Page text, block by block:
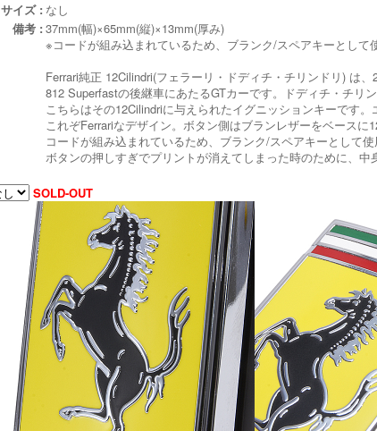
サイズ : なし
備考 : 37mm(幅)×65mm(縦)×13mm(厚み)
※コードが組み込まれているため、ブランク/スペアキーとして
Ferrari純正 12Cilindri(フェラーリ・ドディチ・チリンドリ) は
812 Superfastの後継車にあたるGTカーです。ドディチ・チリ
こちらはその12Cilindriに与えられたイグニッションキーです。
これぞFerrariなデザイン。ボタン側はブランレザーをベースに
コードが組み込まれているため、ブランク/スペアキーとして
ボタンの押しすぎでプリントが消えてしまった時のために、中
SOLD-OUT